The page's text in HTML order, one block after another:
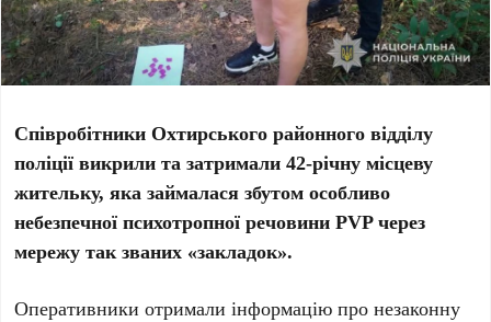
Співробітники Охтирського районного відділу
поліції викрили та затримали 42-річну місцеву
жительку, яка займалася збутом особливо
небезпечної психотропної речовини PVP через
мережу так званих «закладок».
Оперативники отримали інформацію про незаконну